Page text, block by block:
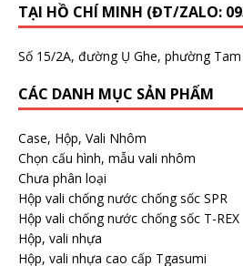
TẠI HỒ CHÍ MINH (ĐT/ZALO:
Số 15/2A, đường Ụ Ghe, phường
CÁC DANH MỤC SẢN PHẨM
Case, Hộp, Vali Nhôm
Chọn cấu hình, mẫu vali nhôm
Chưa phân loại
Hộp vali chống nước chống sốc SPR
Hộp vali chống nước chống sốc T-REX
Hộp, vali nhựa
Hộp, vali nhựa cao cấp Tgasumi